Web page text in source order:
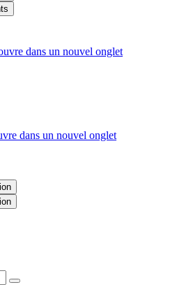
dans un nouvel onglet
dans un nouvel onglet